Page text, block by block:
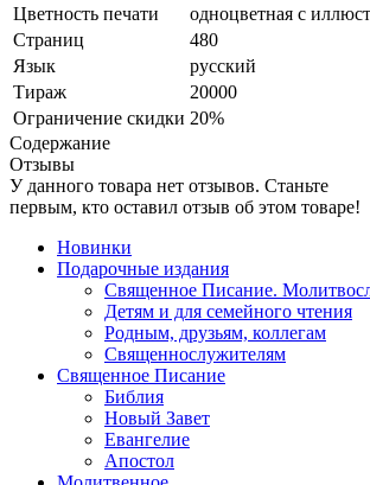
Цветность печати
одноцветная с
Страниц
480
Язык
русский
Тираж
20000
Ограничение скидки 20%
Содержание
Отзывы
У данного товара нет отзывов. Станьте
первым, кто оставил отзыв об этом товаре!
Новинки
Подарочные издания
Священное Писание.
Детям и для семейного чтения
Родным, друзьям, коллегам
Священнослужителям
Священное Писание
Библия
Новый Завет
Евангелие
Апостол